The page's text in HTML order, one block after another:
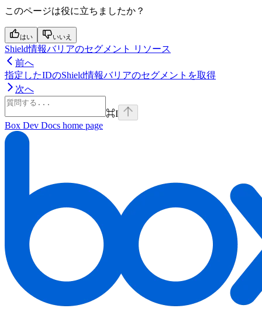
このページは役に立ちましたか？
はい いいえ
Shield情報バリアのセグメント リソース
前へ
指定したIDのShield情報バリアのセグメントを取得
次へ
⌘I
Box Dev Docs home page